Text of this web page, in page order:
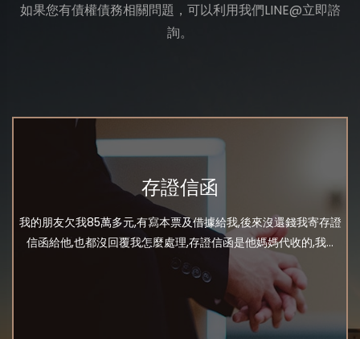
如果您有債權債務相關問題，可以利用我們LINE@立即諮
詢。
存證信函
我的朋友欠我85萬多元,有寫本票及借據給我,後來沒還錢我寄存證
信函給他,也都沒回覆我怎麼處理,存證信函是他媽媽代收的,我...